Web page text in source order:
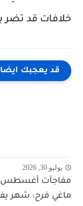
خلافات قد
قد يعجبك ايضا
يوليو 30, 2026
ماغي فرح: شهر